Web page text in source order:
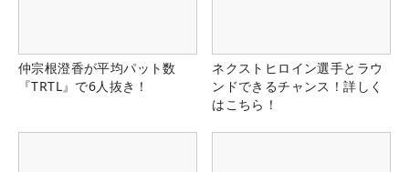
仲宗根澄香が平均パット数
『TRTL』で6人抜き！
ネクストヒロイン選手とラウ
ンドできるチャンス！詳しく
はこちら！